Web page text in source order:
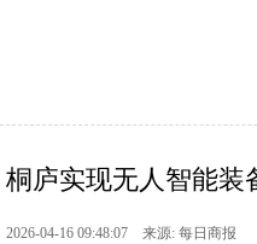
桐庐实现无人智能装
2026-04-16 09:48:07 来源: 每日商报